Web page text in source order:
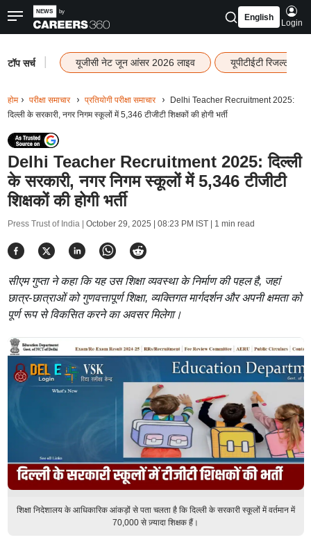
English
Login
टॉप सर्च यूजीसी नेट जून आंसर 2026 लाइव यूपीटीईटी रिजल्ट
होम परीक्षा समाचार प्रतियोगी परीक्षा समाचार
Delhi Teacher Recruitment 2025:
दिल्ली के सरकारी, नगर निगम स्कूलों में 5,346 टीजीटी शिक्षकों की होगी भर्ती
Delhi Teacher Recruitment 2025: दिल्ली
के सरकारी, नगर निगम स्कूलों में 5,346 टीजीटी
शिक्षकों की होगी भर्ती
Press Trust of India | October 29, 2025 | 08:23 PM IST| 1 min read
सीएम गुप्ता ने कहा कि यह उस शिक्षा व्यवस्था के निर्माण की पहल है, जहां
छात्र-छात्राओं को गुणवत्तापूर्ण शिक्षा, व्यक्तिगत मार्गदर्शन और अपनी क्षमता को
पूर्ण रूप से विकसित करने का अवसर मिलेगा।
शिक्षा निदेशालय के आधिकारिक आंकड़ों से पता चलता है कि दिल्ली के सरकारी स्कूलों में वर्तमान में
70,000 से ज़्यादा शिक्षक हैं।